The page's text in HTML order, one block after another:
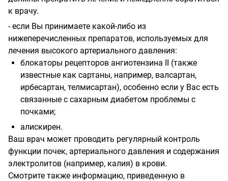
к врачу.
- если Вы принимаете какой-либо из
нижеперечисленных препаратов, используемых для
лечения высокого артериального давления:
блокаторы рецепторов ангиотензина II (также
известные как сартаны, например, валсартан,
ирбесартан, телмисартан), особенно если у Вас есть
связанные с сахарным диабетом проблемы с
почками;
алискирен.
Ваш врач может проводить регулярный контроль
функции почек, артериального давления и содержания
электролитов (например, калия) в крови.
Смотрите также информацию, приведенную в